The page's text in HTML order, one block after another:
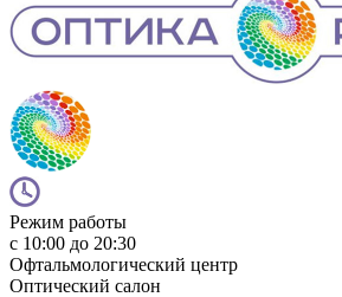
Режим работы
с 10:00 до 20:30
Офтальмологический центр
Оптический салон